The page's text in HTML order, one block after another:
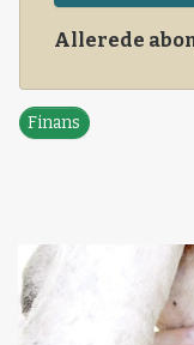
Allerede
Finans